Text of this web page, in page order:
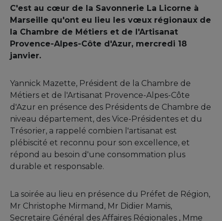
C'est au cœur de la Savonnerie La Licorne à
Marseille qu'ont eu lieu les vœux régionaux de
la Chambre de Métiers et de l'Artisanat
Provence-Alpes-Côte d'Azur, mercredi 18
janvier.
Yannick Mazette, Président de la Chambre de
Métiers et de l'Artisanat Provence-Alpes-Côte
d'Azur en présence des Présidents de Chambre de
niveau département, des Vice-Présidentes et du
Trésorier, a rappelé combien l'artisanat est
plébiscité et reconnu pour son excellence, et
répond au besoin d'une consommation plus
durable et responsable.
La soirée au lieu en présence du Préfet de Région,
Mr Christophe Mirmand, Mr Didier Mamis,
Secretaire Général des Affaires Régionales , Mme